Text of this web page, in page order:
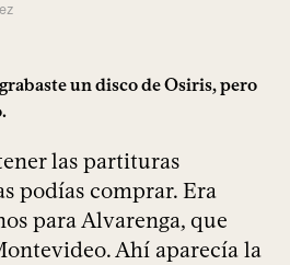
un disco de Osiris, pero
las partituras
podías comprar. Era
para Alvarenga, que
Ahí aparecía la